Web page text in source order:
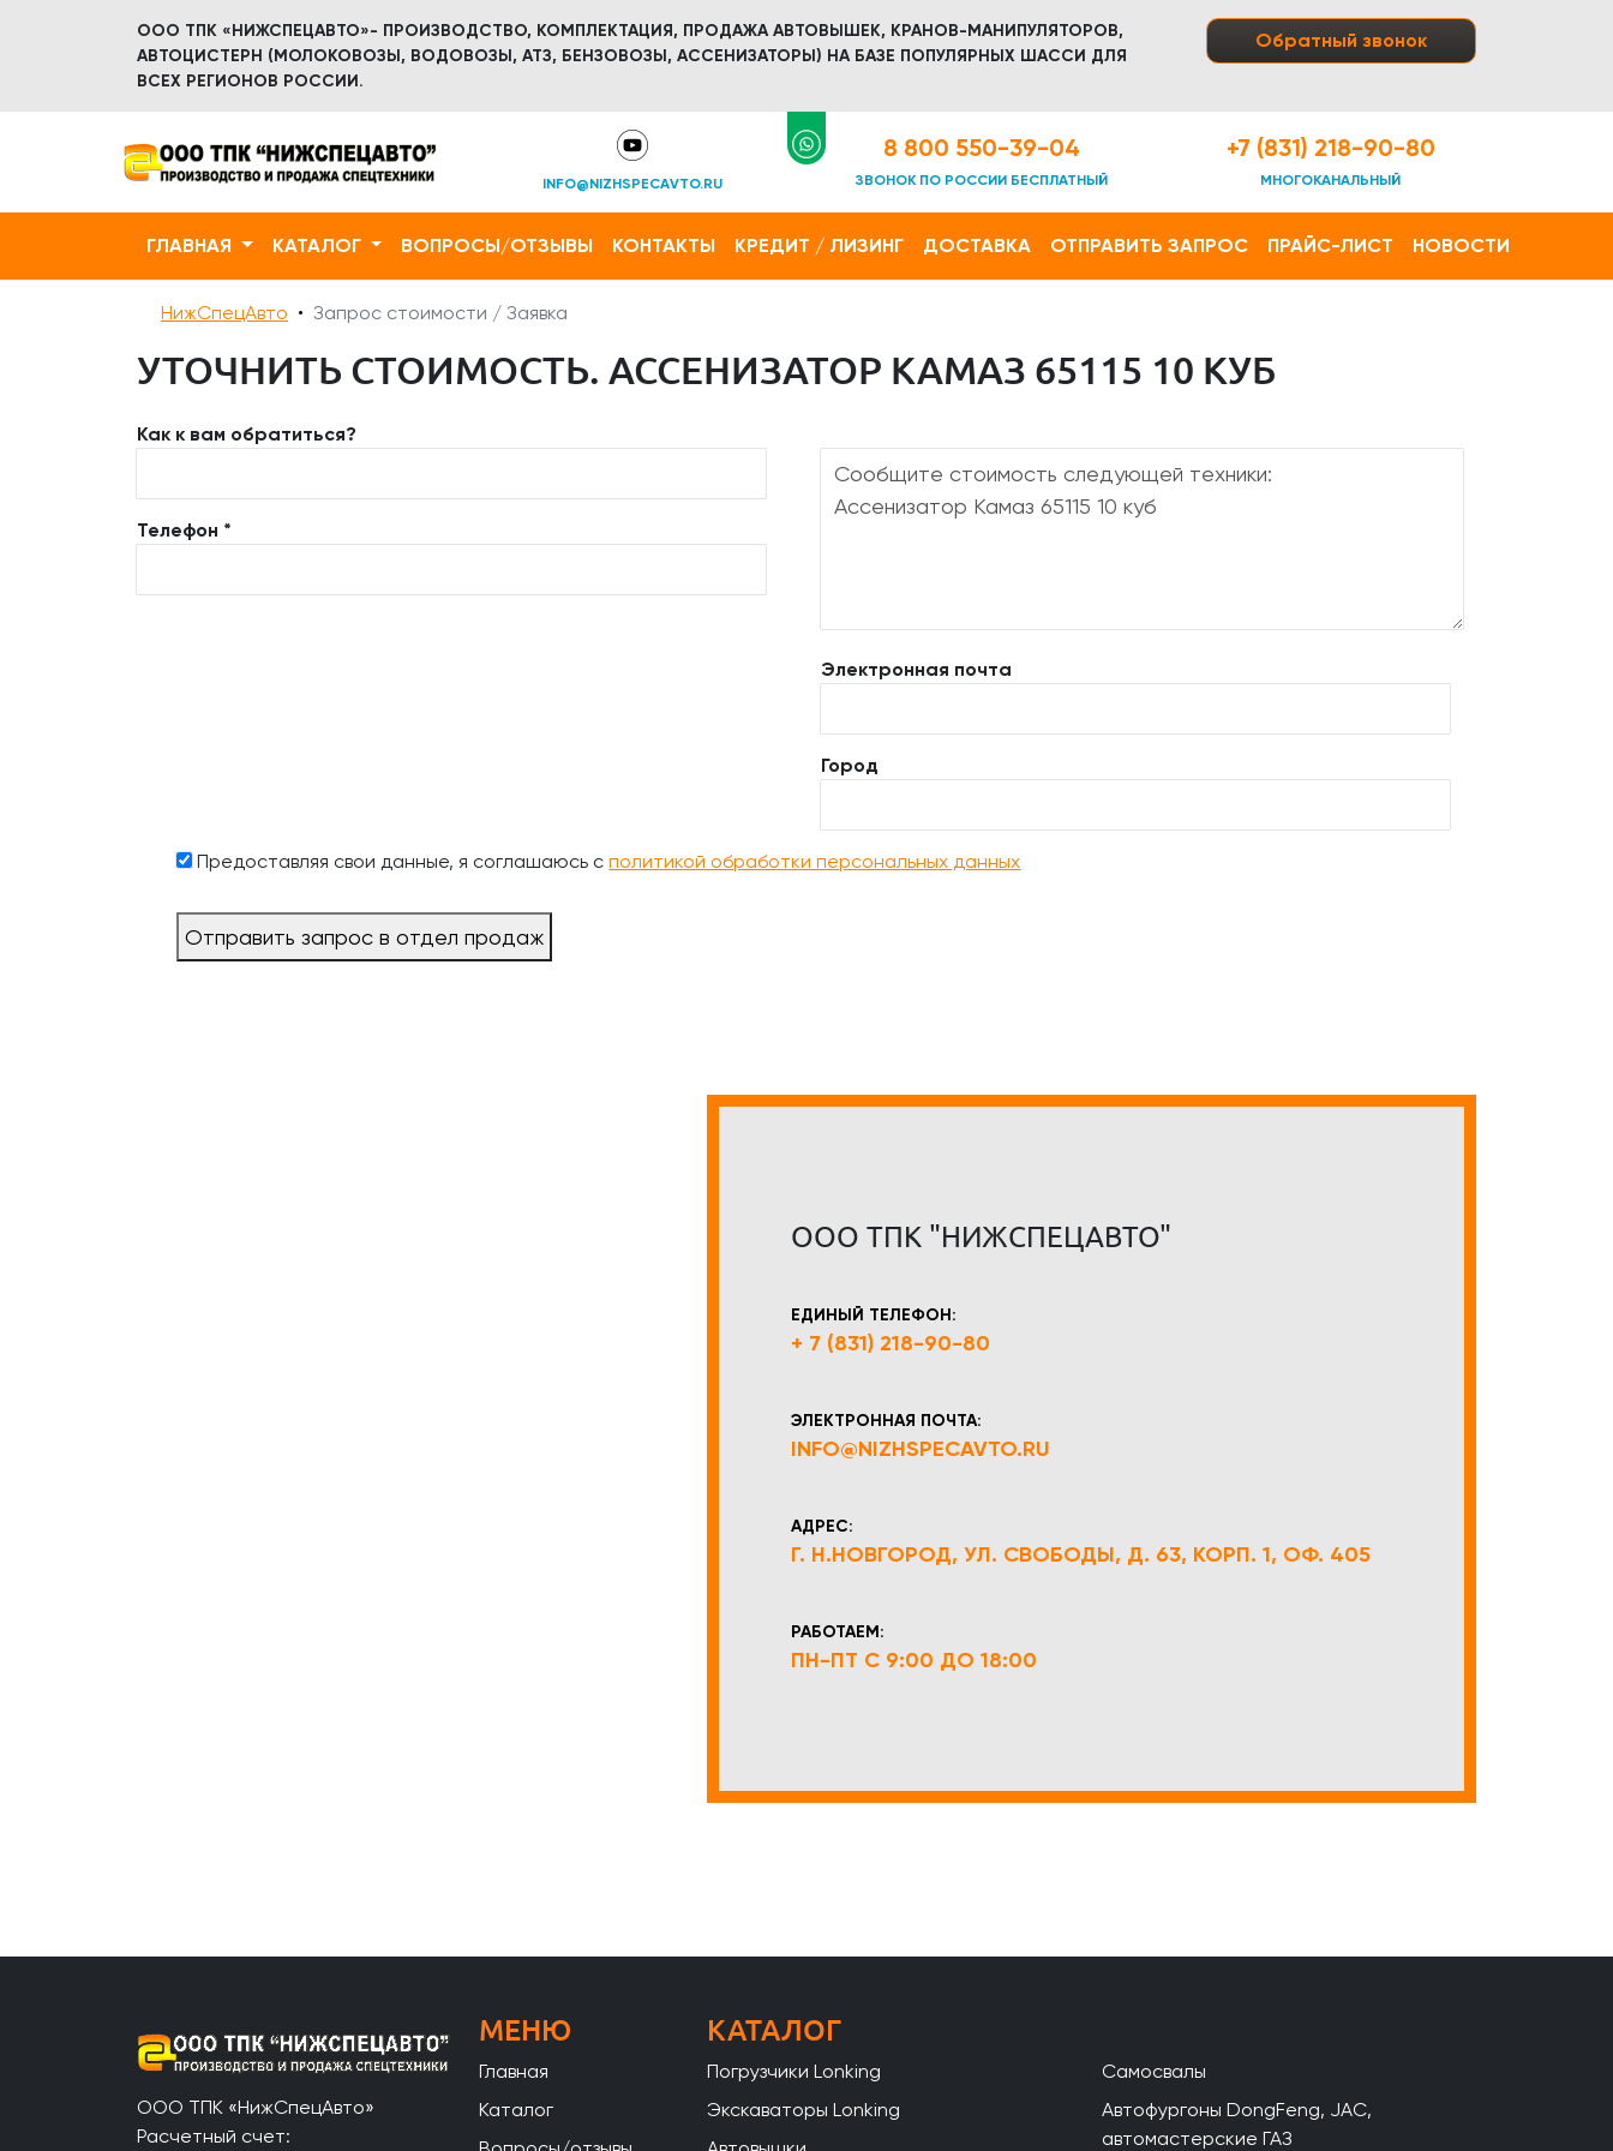
ООО ТПК «НИЖСПЕЦАВТО»- ПРОИЗВОДСТВО, КОМПЛЕКТАЦИЯ, ПРОДАЖА АВТОВЫШЕК, КРАНОВ-МАНИПУЛЯТОРОВ,
АВТОЦИСТЕРН (МОЛОКОВОЗЫ, ВОДОВОЗЫ, АТЗ, БЕНЗОВОЗЫ, АССЕНИЗАТОРЫ) НА БАЗЕ ПОПУЛЯРНЫХ ШАССИ ДЛЯ
ВСЕХ РЕГИОНОВ РОССИИ.
Обратный звонок
INFO@NIZHSPECAVTO.RU
8 800 550-39-04
ЗВОНОК ПО РОССИИ БЕСПЛАТНЫЙ
+7 (831) 218-90-80
МНОГОКАНАЛЬНЫЙ
ГЛАВНАЯ КАТАЛОГ ВОПРОСЫ/ОТЗЫВЫ КОНТАКТЫ КРЕДИТ / ЛИЗИНГ ДОСТАВКА ОТПРАВИТЬ ЗАПРОС ПРАЙС-ЛИСТ НОВОСТИ
НижСпецАвто Запрос стоимости / Заявка
УТОЧНИТЬ СТОИМОСТЬ. АССЕНИЗАТОР КАМАЗ 65115 10 КУБ
Как к вам обратиться?
Телефон *
Электронная почта
Город
Предоставляя свои данные, я соглашаюсь сполитикой обработки персональных данных
Отправить запрос в отдел продаж
ООО ТПК "НИЖСПЕЦАВТО"
ЕДИНЫЙ ТЕЛЕФОН:
+ 7 (831) 218-90-80
ЭЛЕКТРОННАЯ ПОЧТА:
INFO@NIZHSPECAVTO.RU
АДРЕС:
Г. Н.НОВГОРОД, УЛ. СВОБОДЫ, Д. 63, КОРП. 1, ОФ. 405
РАБОТАЕМ:
ПН-ПТ С 9:00 ДО 18:00
ООО ТПК «НижСпецАвто»
Расчетный счет:
МЕНЮ
Главная
Каталог
КАТАЛОГ
Погрузчики Lonking
Экскаваторы Lonking
Самосвалы
Автофургоны DongFeng, JAC,
автомастерские ГАЗ